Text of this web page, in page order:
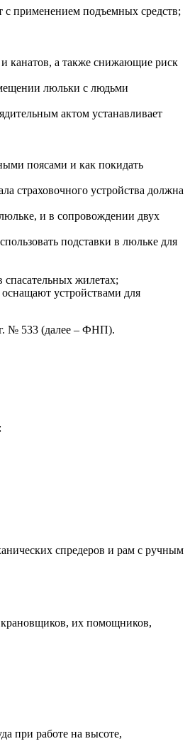
с применением подъемных средств;
канатов, а также снижающие риск
люльки с людьми
актом устанавливает
поясами и как покидать
страховочного устройства должна
и в сопровождении двух
подставки в люльке для
жилетах;
устройствами для
г. № 533 (далее – ФНП).
спредеров и рам с ручным
крановщиков, их помощников,
при работе на высоте,